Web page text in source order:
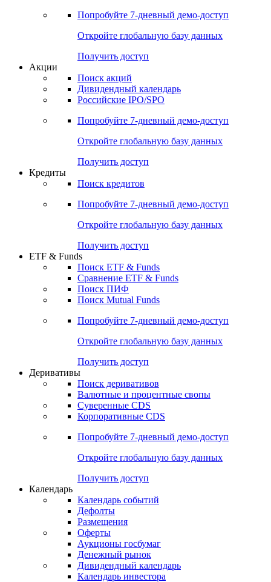
Попробуйте 7-дневный демо-доступ
Откройте глобальную базу данных
Получить доступ
Акции
Поиск акций
Дивидендный календарь
Российские IPO/SPO
Попробуйте 7-дневный демо-доступ
Откройте глобальную базу данных
Получить доступ
Кредиты
Поиск кредитов
Попробуйте 7-дневный демо-доступ
Откройте глобальную базу данных
Получить доступ
ETF & Funds
Поиск ETF & Funds
Сравнение ETF & Funds
Поиск ПИФ
Поиск Mutual Funds
Попробуйте 7-дневный демо-доступ
Откройте глобальную базу данных
Получить доступ
Деривативы
Поиск деривативов
Валютные и процентные свопы
Суверенные CDS
Корпоративные CDS
Попробуйте 7-дневный демо-доступ
Откройте глобальную базу данных
Получить доступ
Календарь
Календарь событий
Дефолты
Размещения
Оферты
Аукционы госбумаг
Денежный рынок
Дивидендный календарь
Календарь инвестора